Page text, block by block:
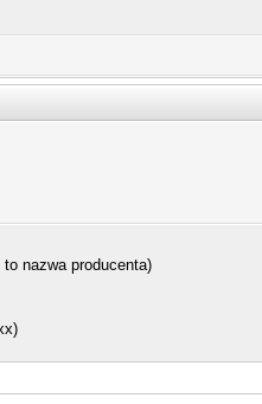
nazwa producenta)